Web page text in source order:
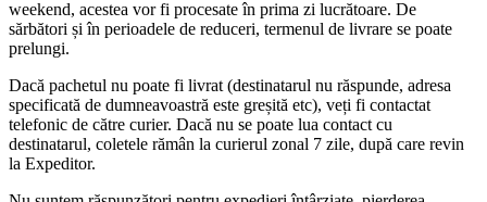
weekend, acestea vor fi procesate în prima zi lucrătoare. De
sărbători și în perioadele de reduceri, termenul de livrare se poate
prelungi.
Dacă pachetul nu poate fi livrat (destinatarul nu răspunde, adresa
specificată de dumneavoastră este greșită etc), veți fi contactat
telefonic de către curier. Dacă nu se poate lua contact cu
destinatarul, coletele rămân la curierul zonal 7 zile, după care revin
la Expeditor.